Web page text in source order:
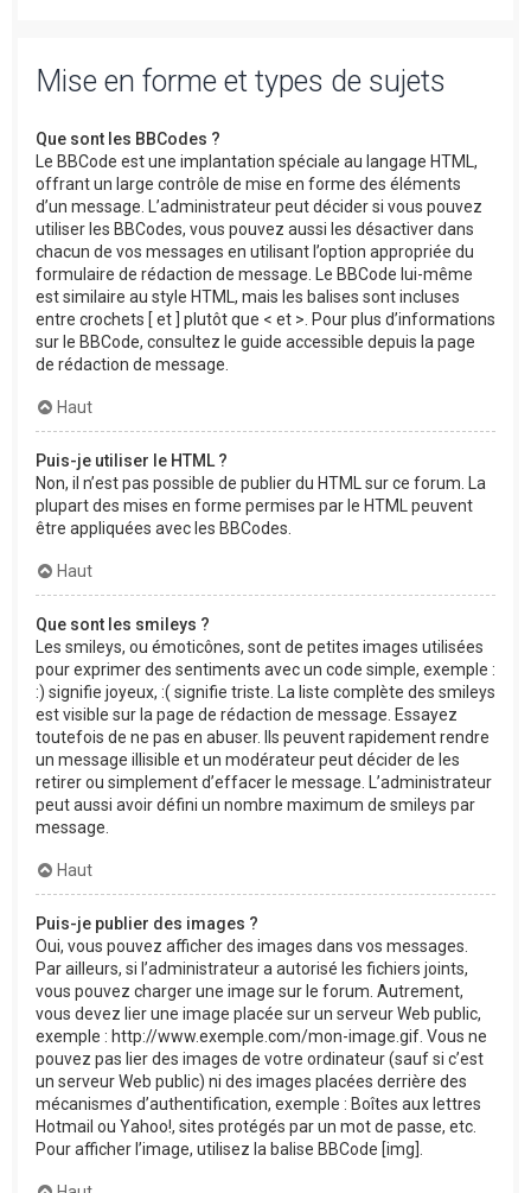
Mise en forme et types de sujets
Que sont les BBCodes ?
Le BBCode est une implantation spéciale au langage HTML,
offrant un large contrôle de mise en forme des éléments
d’un message. L’administrateur peut décider si vous pouvez
utiliser les BBCodes, vous pouvez aussi les désactiver dans
chacun de vos messages en utilisant l’option appropriée du
formulaire de rédaction de message. Le BBCode lui-même
est similaire au style HTML, mais les balises sont incluses
entre crochets [ et ] plutôt que < et >. Pour plus d’informations
sur le BBCode, consultez le guide accessible depuis la page
de rédaction de message.
Haut
Puis-je utiliser le HTML ?
Non, il n’est pas possible de publier du HTML sur ce forum. La
plupart des mises en forme permises par le HTML peuvent
être appliquées avec les BBCodes.
Haut
Que sont les smileys ?
Les smileys, ou émoticônes, sont de petites images utilisées
pour exprimer des sentiments avec un code simple, exemple :
:) signifie joyeux, :( signifie triste. La liste complète des smileys
est visible sur la page de rédaction de message. Essayez
toutefois de ne pas en abuser. Ils peuvent rapidement rendre
un message illisible et un modérateur peut décider de les
retirer ou simplement d’effacer le message. L’administrateur
peut aussi avoir défini un nombre maximum de smileys par
message.
Haut
Puis-je publier des images ?
Oui, vous pouvez afficher des images dans vos messages.
Par ailleurs, si l’administrateur a autorisé les fichiers joints,
vous pouvez charger une image sur le forum. Autrement,
vous devez lier une image placée sur un serveur Web public,
exemple : http://www.exemple.com/mon-image.gif. Vous ne
pouvez pas lier des images de votre ordinateur (sauf si c’est
un serveur Web public) ni des images placées derrière des
mécanismes d’authentification, exemple : Boîtes aux lettres
Hotmail ou Yahoo!, sites protégés par un mot de passe, etc.
Pour afficher l’image, utilisez la balise BBCode [img].